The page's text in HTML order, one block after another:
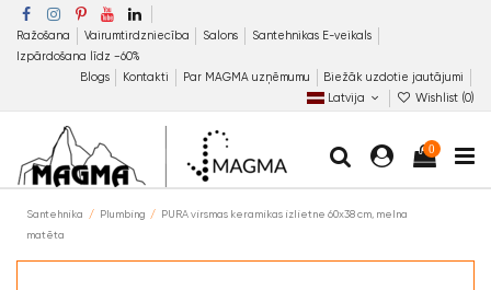
Ražošana Vairumtirdzniecība Salons
Santehnikas E-veikals
Izpārdošana līdz −60%
Blogs
Kontakti Par MAGMA uzņēmumu
Biežāk uzdotie jautājumi
Latvija
Wishlist (0)
0
Santehnika Plumbing
PURA virsmas keramikas izlietne 60x38 cm, melna
matēta